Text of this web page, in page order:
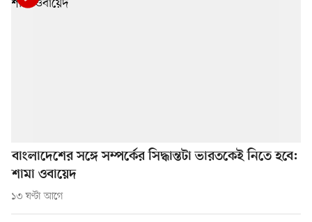
বাংলাদেশের সঙ্গে সম্পর্কের সিদ্ধান্তটা ভারতকেই নিতে হবে:
শামা ওবায়েদ
১৩ ঘণ্টা আগে